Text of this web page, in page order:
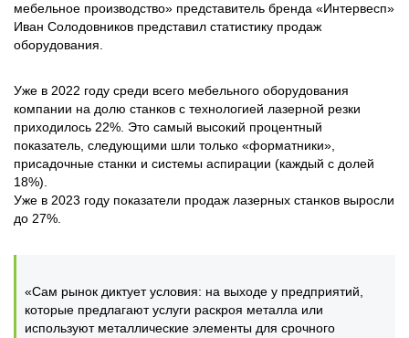
мебельное производство» представитель бренда «Интервесп»
Иван Солодовников представил статистику продаж
оборудования.
Уже в 2022 году среди всего мебельного оборудования
компании на долю станков с технологией лазерной резки
приходилось 22%. Это самый высокий процентный
показатель, следующими шли только «форматники»,
присадочные станки и системы аспирации (каждый с долей
18%).
Уже в 2023 году показатели продаж лазерных станков выросли
до 27%.
«Сам рынок диктует условия: на выходе у предприятий,
которые предлагают услуги раскроя металла или
используют металлические элементы для срочного